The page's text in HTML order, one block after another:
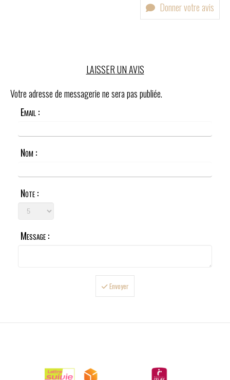
Donner votre avis
LAISSER UN AVIS
Votre adresse de messagerie ne sera pas publiée.
Email :
Nom :
Note :
Message :
Envoyer